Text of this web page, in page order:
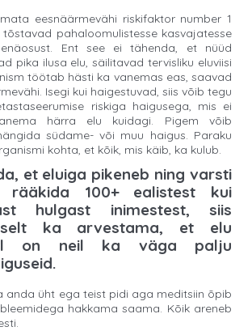
eesnäärmevähi riskifaktor number 1
pahaloomulistesse kasvajatesse
Ent see ei tähenda, et nüüd
pika ilusa elu, säilitavad tervisliku eluviisi
töötab hästi ka vanemas eas, saavad
Isegi kui haigestuvad, siis võib tegu
riskiga haigusega, mis ei
härra elu kuidagi. Pigem võib
südame- või muu haigus. Paraku
kohta, et kõik, mis käib, ka kulub.
et eluiga pikeneb ning varsti
rääkida 100+ ealistest kui
hulgast inimestest, siis
ka arvestama, et elu
on neil ka väga palju
anda üht ega teist pidi aga meditsiin õpib
hakkama saama. Kõik areneb